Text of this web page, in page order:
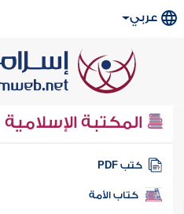
عربي
المكتبة الإسلامية
كتب PDF